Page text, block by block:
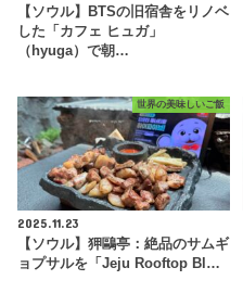
【ソウル】BTSの旧宿舎をリノベ
した「カフェ ヒュガ」
（hyuga）で朝…
世界の美味しいご飯
2025.11.23
【ソウル】狎鷗亭：絶品のサムギ
ョプサルを「Jeju Rooftop Bl…